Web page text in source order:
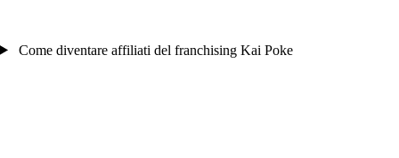
Come diventare affiliati del franchising Kai Poke